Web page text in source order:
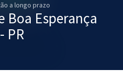
a longo prazo
Boa Esperança
- PR